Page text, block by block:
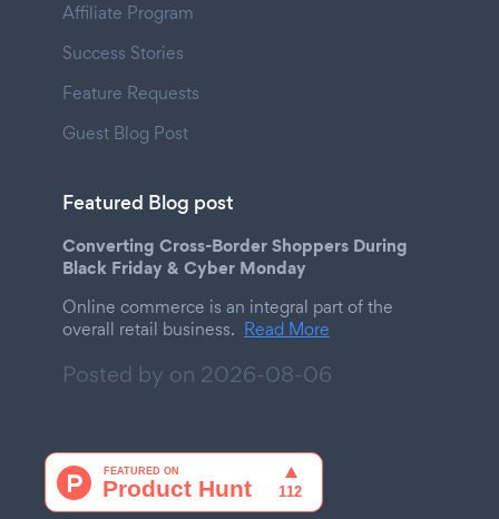
Affiliate Program
Success Stories
Feature Requests
Guest Blog Post
Featured Blog post
Converting Cross-Border Shoppers During
Black Friday & Cyber Monday
Online commerce is an integral part of the
overall retail business. Read More
Posted by on 2026-08-06